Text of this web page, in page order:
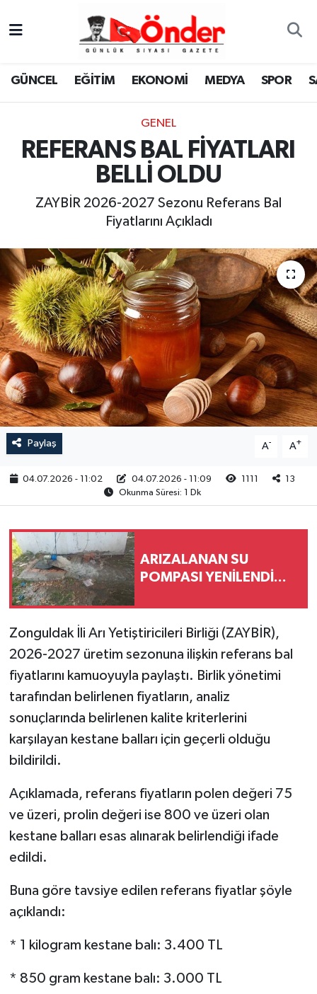
GÜNCEL EĞİTİM EKONOMİ MEDYA SPOR
GENEL
REFERANS BAL FİYATLARI
BELLİ OLDU
ZAYBİR 2026-2027 Sezonu Referans Bal
Fiyatlarını Açıkladı
Paylaş A- A+
04.07.2026 - 11:02 04.07.2026 - 11:09 1111
13
Okunma Süresi: 1 Dk
ARIZALANAN SU
POMPASI YENİLENDİ...
Zonguldak İli Arı Yetiştiricileri Birliği (ZAYBİR),
2026-2027 üretim sezonuna ilişkin referans bal
fiyatlarını kamuoyuyla paylaştı. Birlik yönetimi
tarafından belirlenen fiyatların, analiz
sonuçlarında belirlenen kalite kriterlerini
karşılayan kestane balları için geçerli olduğu
bildirildi.
Açıklamada, referans fiyatların polen değeri 75
ve üzeri, prolin değeri ise 800 ve üzeri olan
kestane balları esas alınarak belirlendiği ifade
edildi.
Buna göre tavsiye edilen referans fiyatlar şöyle
açıklandı:
* 1 kilogram kestane balı: 3.400 TL
* 850 gram kestane balı: 3.000 TL
GÜNCEL
MEDYA
SPOR
KÜLTÜR-SANAT
YAŞAM
RESMİ İLAN
Zonguldak Nöbetçi Eczaneler
Zonguldak Namaz Vakitleri
Zonguldak Trafik Yoğunluk Haritası
TFF 3.Lig 4.Grup Puan Durumu ve Fikstür
Son Dakika Haberleri
Haber Arşivi